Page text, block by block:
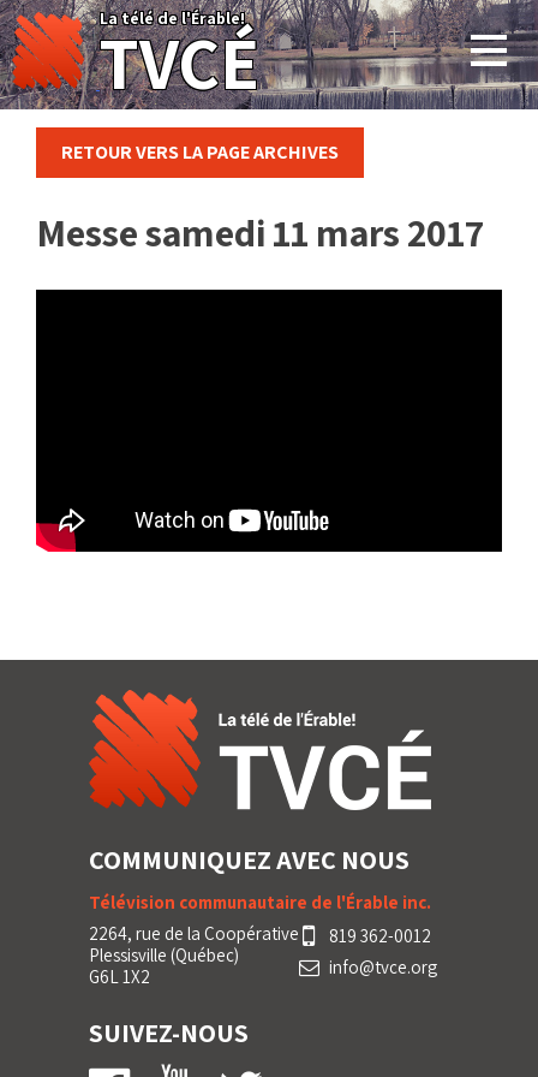
Skip
to
content
La télé de l'Érable!
TVCÉ
RETOUR VERS LA PAGE ARCHIVES
Messe samedi 11 mars 2017
COMMUNIQUEZ AVEC NOUS
Télévision communautaire de l'Érable inc.
2264, rue de la Coopérative
Plessisville (Québec)
G6L 1X2
819 362-0012
info@tvce.org
SUIVEZ-NOUS